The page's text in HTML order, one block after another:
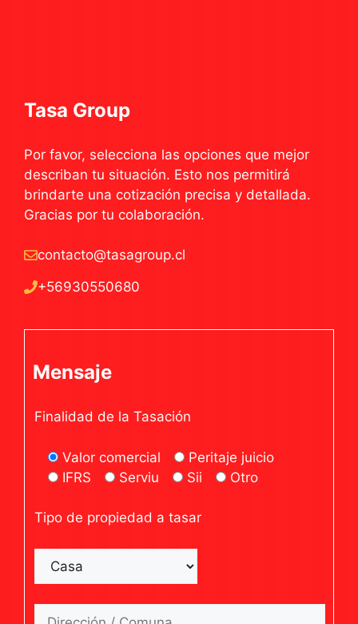
Tasa Group
Por favor, selecciona las opciones que mejor
describan tu situación. Esto nos permitirá
brindarte una cotización precisa y detallada.
Gracias por tu colaboración.
contacto@tasagroup.cl
+56930550680
Mensaje
Finalidad de la Tasación
Valor comercial
Peritaje juicio
IFRS
Serviu Sii Otro
Tipo de propiedad a tasar